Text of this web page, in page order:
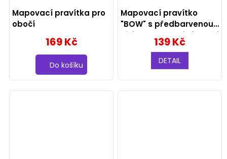
Mapovací pravítka pro
obočí
169 Kč
Do košíku
Mapovací pravítko
"BOW" s předbarvenou
nití pro mapování obočí
139 Kč
DETAIL